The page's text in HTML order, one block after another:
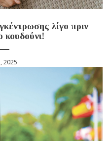
λίγο πριν
κουδούνι!
2025